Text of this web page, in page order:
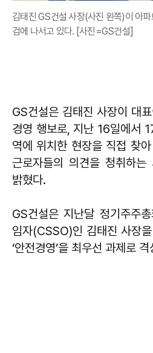
김태진 GS건설 사장(사진 왼쪽)이 아
검에 나서고 있다. [사진=GS건설]
GS건설은 김태진 사장이 대
경영 행보로, 지난 16일에서
역에 위치한 현장을 직접 찾
근로자들의 의견을 청취하
밝혔다.
GS건설은 지난달 정기주주
임자(CSSO)인 김태진 사장
‘안전경영’을 최우선 과제로